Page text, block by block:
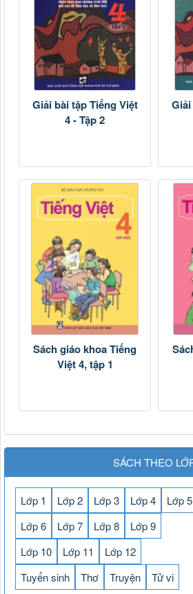
Giải bài tập Tiếng Việt
4 - Tập 2
Sách giáo khoa Tiếng
Việt 4, tập 1
SÁCH THEO
Lớp 1 Lớp 2 Lớp 3 Lớp 4
Lớp 5
Lớp 6
Lớp 7 Lớp 8
Lớp 9
Lớp 10
Lớp 11
Lớp 12
Tuyển sinh
Thơ Truyện Tử vi